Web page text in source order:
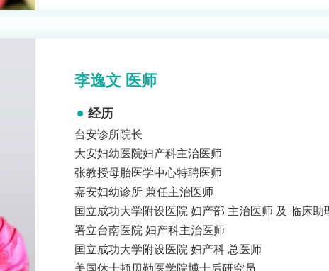
李逸文 医师
经历
台安诊所院长
大安妇幼医院妇产科主治医师
张教授母胎医学中心特聘医师
嘉安妇幼诊所 兼任主治医师
国立成功大学附设医院 妇产部 主治医师 及 临床助
署立台南医院 妇产科主治医师
国立成功大学附设医院 妇产科 总医师